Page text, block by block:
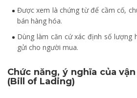
Được xem là chứng từ để cầm cố,
bán hàng hóa.
Dùng làm căn cứ xác định số lượng
gửi cho người mua.
Chức năng, ý nghĩa của
(Bill of Lading)